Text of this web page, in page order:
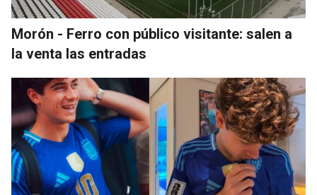
Morón - Ferro con público visitante: salen a
la venta las entradas